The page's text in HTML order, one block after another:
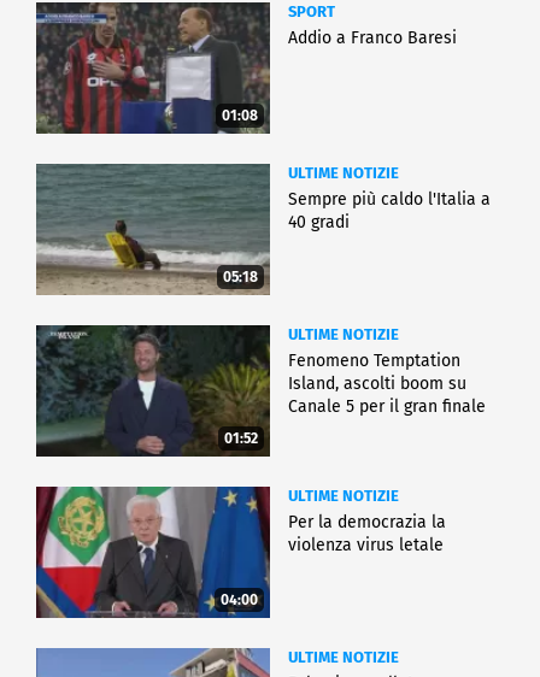
01:08
SPORT
Addio a Franco Baresi
05:18
ULTIME NOTIZIE
Sempre più caldo l'Italia a
40 gradi
01:52
ULTIME NOTIZIE
Fenomeno Temptation
Island, ascolti boom su
Canale 5 per il gran finale
04:00
ULTIME NOTIZIE
Per la democrazia la
violenza virus letale
ULTIME NOTIZIE